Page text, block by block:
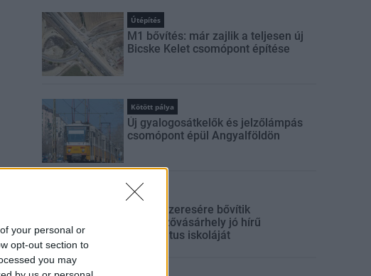
your personal or
opt-out section to
you may
Útépítés
M1 bővítés: már zajlik a teljesen új
Bicske Kelet csomópont építése
Kötött pálya
Új gyalogosátkelők és jelzőlámpás
csomópont épül Angyalföldön
Mi épül?
Másfélszeresére bővítik
Hódmezővásárhely jó hírű
református iskoláját